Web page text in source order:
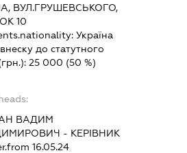
ВУЛ.ГРУШЕВСЬКОГО,
10
Україна
до статутного
25 000 (50 %)
ВАДИМ
- КЕРІВНИК
16.05.24